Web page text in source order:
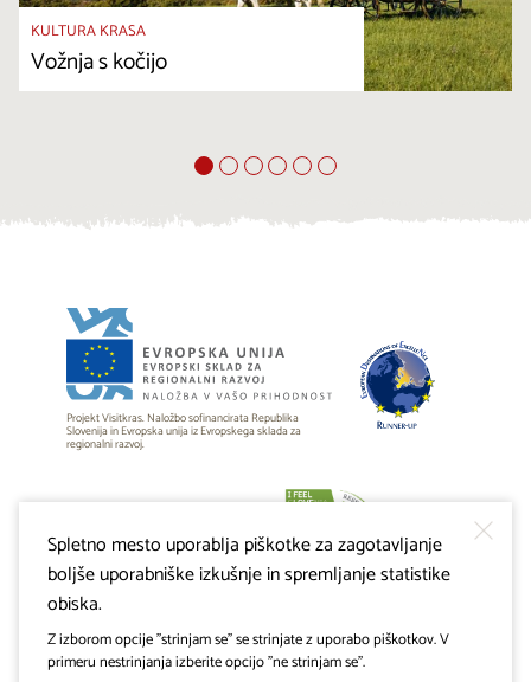
KULTURA KRASA
Vožnja s kočijo
Projekt Visitkras. Naložbo sofinancirata Republika
Slovenija in Evropska unija iz Evropskega sklada za
regionalni razvoj.
Spletno mesto uporablja piškotke za zagotavljanje
boljše uporabniške izkušnje in spremljanje statistike
obiska.
Z izborom opcije "strinjam se" se strinjate z uporabo piškotkov. V
primeru nestrinjanja izberite opcijo "ne strinjam se".